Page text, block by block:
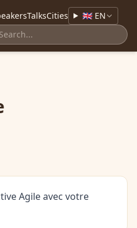
TalksCities 🇬🇧 EN
Agile avec votre